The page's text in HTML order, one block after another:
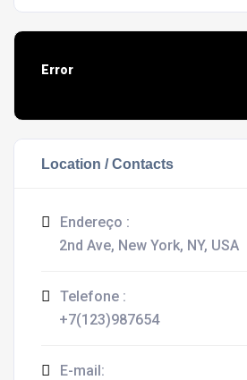
Error
Location / Contacts
Endereço :
2nd Ave, New York, NY, USA
Telefone :
+7(123)987654
E-mail: